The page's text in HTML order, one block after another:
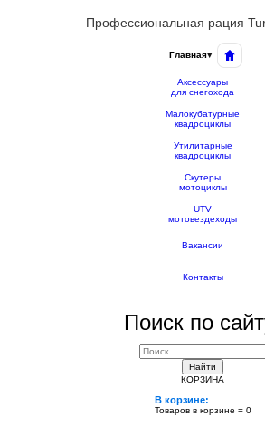
Профессиональная рация
Главная▾
Аксессуары
для снегохода
Малокубатурные
квадроциклы
Утилитарные
квадроциклы
Скутеры
мотоциклы
UTV
мотовездеходы
Вакансии
Контакты
Поиск по
Найти
КОРЗИНА
В корзине:
Товаров в корзине = 0